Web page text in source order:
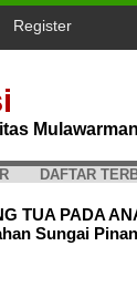
Register
Mulawarman
DAFTAR
TUA PADA
Sungai